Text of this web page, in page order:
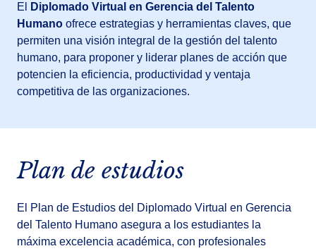
El
Diplomado Virtual en Gerencia del Talento
Humano ofrece estrategias y herramientas claves, que
permiten una visión integral de la gestión del talento
humano, para proponer y liderar planes de acción que
potencien la eficiencia, productividad y ventaja
competitiva de las organizaciones.
Plan de estudios
El Plan de Estudios del Diplomado Virtual en Gerencia
del Talento Humano asegura a los estudiantes la
máxima excelencia académica, con profesionales